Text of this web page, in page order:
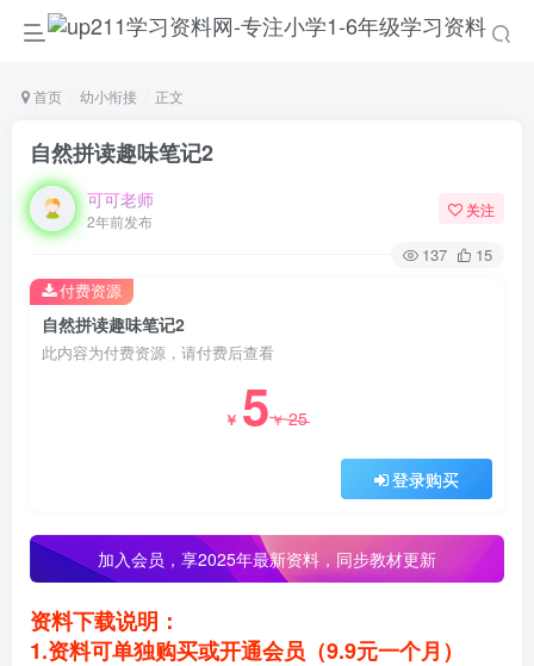
首页 幼小衔接 正文
自然拼读趣味笔记2
可可老师
2年前发布
关注
137 15
自然拼读趣味笔记2
此内容为付费资源，请付费后查看
￥ 5￥25
登录购买
付费资源
加入会员， 享2025年最新资料，同步教材更新
资料下载说明：
1.资料可单独购买或开通会员（9.9元一个月）